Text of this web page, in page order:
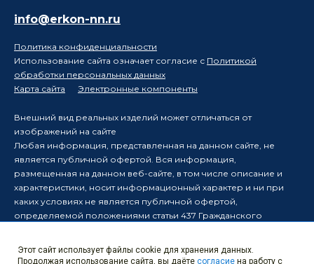
info@erkon-nn.ru
Политика конфиденциальности
Использование сайта означает согласие с Политикой
обработки персональных данных
Карта сайта
Электронные компоненты
Внешний вид реальных изделий может отличаться от
изображений на сайте
Любая информация, представленная на данном сайте, не
является публичной офертой. Вся информация,
размещенная на данном веб-сайте, в том числе описание и
характеристики, носит информационный характер и ни при
каких условиях не является публичной офертой,
определяемой положениями статьи 437 Гражданского
Производитель оставляет за собой право в одностороннем
порядке вносить изменения в информацию, размещенную на
Этот сайт использует файлы cookie для хранения данных.
Продолжая использование сайта, вы даёте согласие на работу с